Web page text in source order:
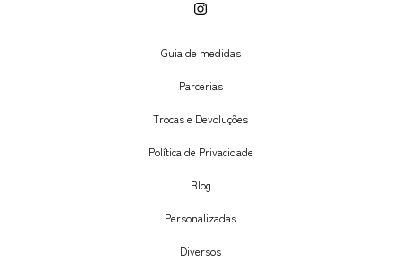
Guia de medidas
Parcerias
Trocas e Devoluções
Política de Privacidade
Blog
Personalizadas
Diversos